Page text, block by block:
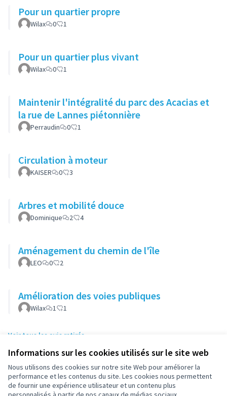
Informations sur les cookies utilisés sur le site web
Nous utilisons des cookies sur notre site Web pour améliorer la
performance et les contenus du site. Les cookies nous permettent
de fournir une expérience utilisateur et un contenu plus
Pour un quartier propre
Wilax 0 1
Pour un quartier plus vivant
Wilax 0 1
Maintenir l'intégralité du parc des Acacias et
la rue de Lannes piétonnière
Perraudin 0 1
Circulation à moteur
KAISER 0 3
Arbres et mobilité douce
Dominique 2 4
Aménagement du chemin de l'île
LEO 0 2
Amélioration des voies publiques
Wilax 1 1
Voir tous les avis retirés
Conditions d'utilisation
Paramètres des cookies
participez.nanterre.fr sur X
participez.nanterre.fr sur Facebook
participez.nanterre.fr sur Instagram
participez.nanterre.fr sur YouTube
participez.nanterre.fr sur GitHub